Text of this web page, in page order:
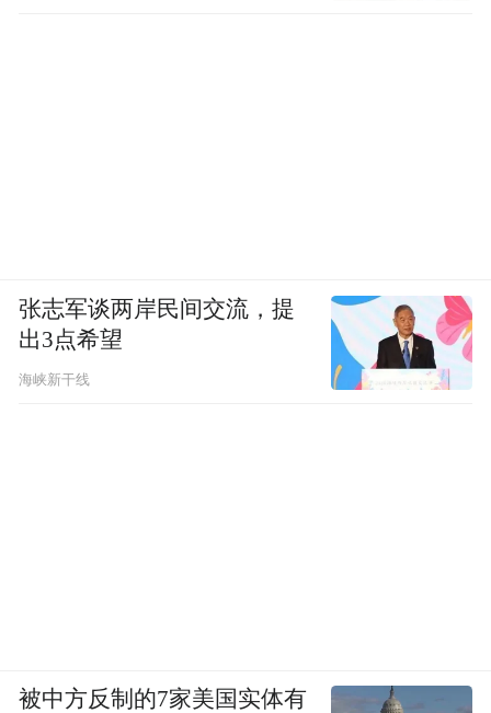
张志军谈两岸民间交流，提
出3点希望
海峡新干线
被中方反制的7家美国实体有